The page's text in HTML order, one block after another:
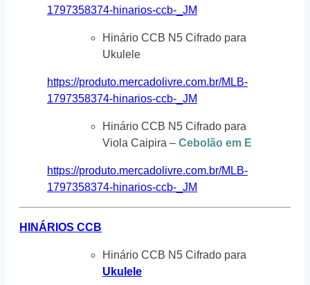
1797358374-hinarios-ccb-_JM
Hinário CCB N5 Cifrado para
Ukulele
https://produto.mercadolivre.com.br/MLB-
1797358374-hinarios-ccb-_JM
Hinário CCB N5 Cifrado para
Viola Caipira – Cebolão em E
https://produto.mercadolivre.com.br/MLB-
1797358374-hinarios-ccb-_JM
HINÁRIOS CCB
Hinário CCB N5 Cifrado para
Ukulele